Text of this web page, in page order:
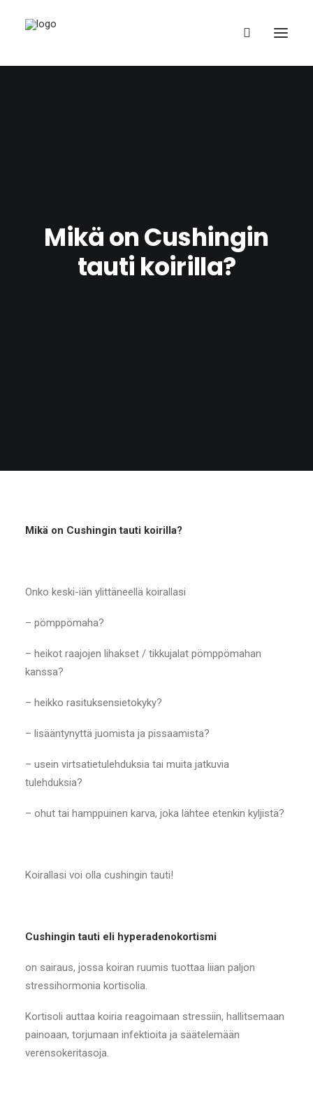
Mikä on Cushingin
tauti koirilla?
Mikä on Cushingin tauti koirilla?
Onko keski-iän ylittäneellä koirallasi
– pömppömaha?
– heikot raajojen lihakset / tikkujalat pömppömahan
kanssa?
– heikko rasituksensietokyky?
– lisääntynyttä juomista ja pissaamista?
– usein virtsatietulehduksia tai muita jatkuvia
tulehduksia?
– ohut tai hamppuinen karva, joka lähtee etenkin kyljistä?
Koirallasi voi olla cushingin tauti!
Cushingin tauti eli hyperadenokortismi
on sairaus, jossa koiran ruumis tuottaa liian paljon
stressihormonia kortisolia.
Kortisoli auttaa koiria reagoimaan stressiin, hallitsemaan
painoaan, torjumaan infektioita ja säätelemään
verensokeritasoja.